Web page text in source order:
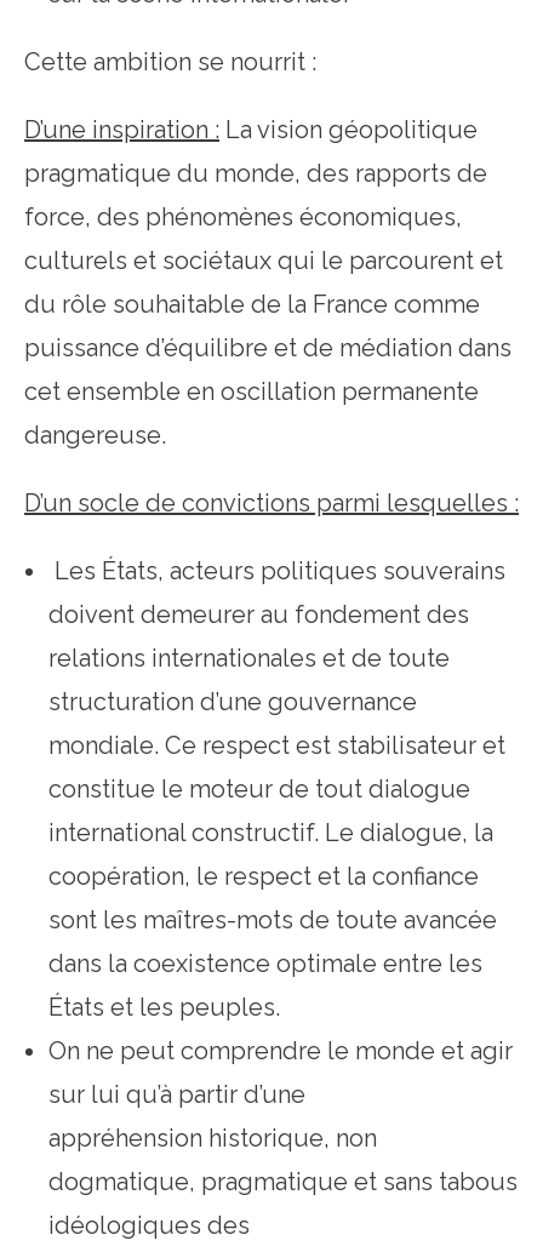
Cette ambition se nourrit :
D’une inspiration : La vision géopolitique
pragmatique du monde, des rapports de
force, des phénomènes économiques,
culturels et sociétaux qui le parcourent et
du rôle souhaitable de la France comme
puissance d’équilibre et de médiation dans
cet ensemble en oscillation permanente
dangereuse.
D’un socle de convictions parmi lesquelles :
Les États, acteurs politiques souverains
doivent demeurer au fondement des
relations internationales et de toute
structuration d’une gouvernance
mondiale. Ce respect est stabilisateur et
constitue le moteur de tout dialogue
international constructif. Le dialogue, la
coopération, le respect et la confiance
sont les maîtres-mots de toute avancée
dans la coexistence optimale entre les
États et les peuples.
On ne peut comprendre le monde et agir
sur lui qu’à partir d’une
appréhension historique, non
dogmatique, pragmatique et sans tabous
idéologiques des